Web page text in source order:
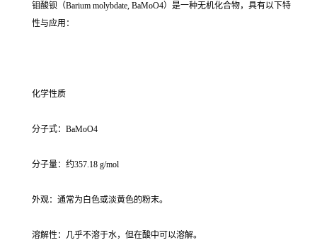
钼酸钡（Barium molybdate, BaMoO4）是一种无机化合物，具有以下特
性与应用：
化学性质
分子式：BaMoO4
分子量：约357.18 g/mol
外观：通常为白色或淡黄色的粉末。
溶解性：几乎不溶于水，但在酸中可以溶解。